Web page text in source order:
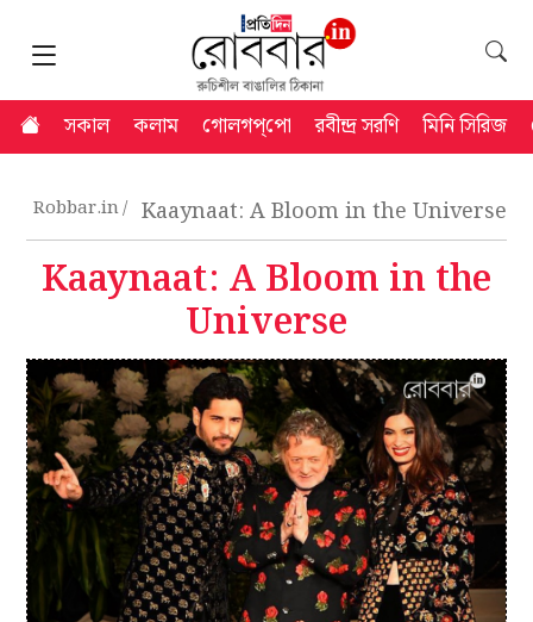
সকাল কলাম গোলগপ্‌পো রবীন্দ্র সরণি মিনি সিরিজ
Robbar.in Kaaynaat: A Bloom in the Universe
Kaaynaat: A Bloom in the
Universe